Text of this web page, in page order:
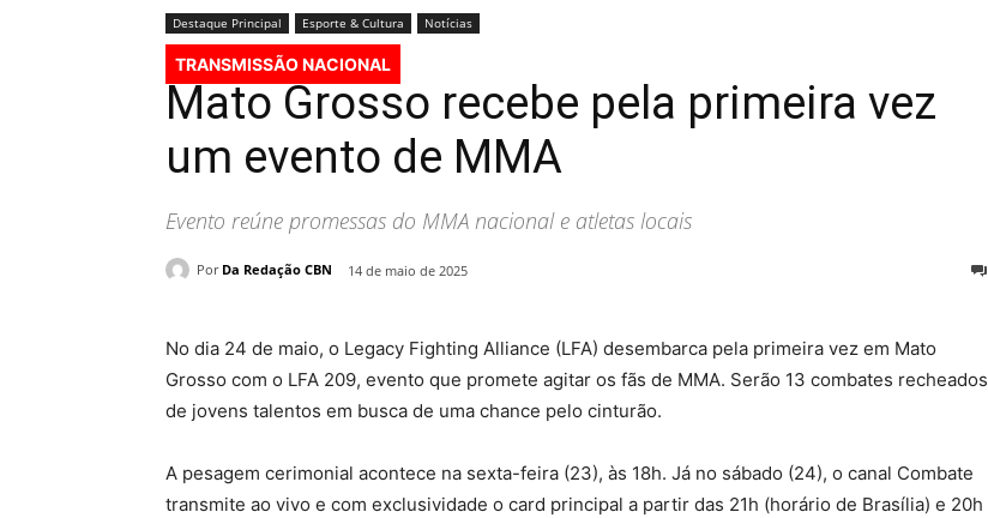
Destaque Principal Esporte & Cultura Notícias
TRANSMISSÃO NACIONAL
Mato Grosso recebe pela primeira vez
um evento de MMA
Evento reúne promessas do MMA nacional e atletas locais
Por Da Redação CBN 14 de maio de 2025
No dia 24 de maio, o Legacy Fighting Alliance (LFA) desembarca pela primeira vez em Mato
Grosso com o LFA 209, evento que promete agitar os fãs de MMA. Serão 13 combates recheados
de jovens talentos em busca de uma chance pelo cinturão.
A pesagem cerimonial acontece na sexta-feira (23), às 18h. Já no sábado (24), o canal Combate
transmite ao vivo e com exclusividade o card principal a partir das 21h (horário de Brasília) e 20h